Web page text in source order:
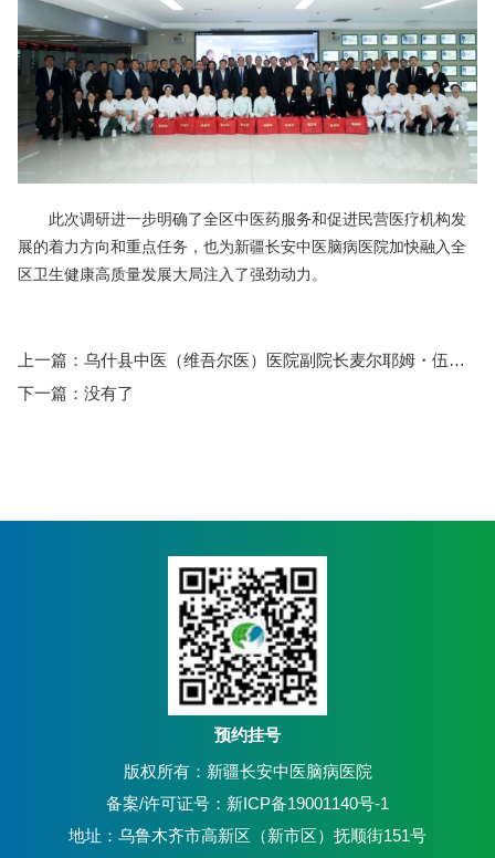
此次调研进一步明确了全区中医药服务和促进民营医疗机构发
展的着力方向和重点任务，也为新疆长安中医脑病医院加快融入全
区卫生健康高质量发展大局注入了强劲动力。
上一篇： 乌什县中医（维吾尔医）医院副院长麦尔耶姆・伍斯曼一行到新疆长安中医脑病医院参观交流
下一篇：没有了
预约挂号
版权所有：新疆长安中医脑病医院
备案/许可证号：新ICP备19001140号-1
地址：乌鲁木齐市高新区（新市区）抚顺街151号